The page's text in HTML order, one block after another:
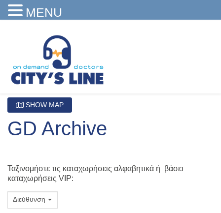
SHOW MAP
GD Archive
Ταξινομήστε τις καταχωρήσεις αλφαβητικά ή βάσει
καταχωρήσεις VIP:
Διεύθυνση
MENU